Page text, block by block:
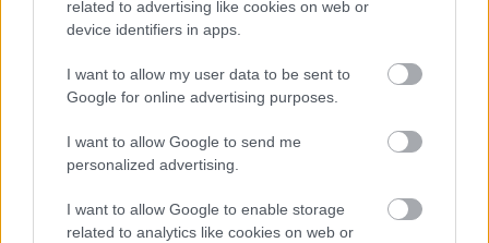
related to advertising like cookies on web or
device identifiers in apps.
I want to allow my user data to be sent to
Google for online advertising purposes.
I want to allow Google to send me
personalized advertising.
I want to allow Google to enable storage
related to analytics like cookies on web or
Februártól itt a Cult
2013. január 23.